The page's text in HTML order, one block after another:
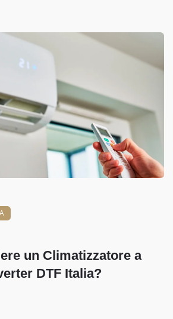
un Climatizzatore a
DTF Italia?